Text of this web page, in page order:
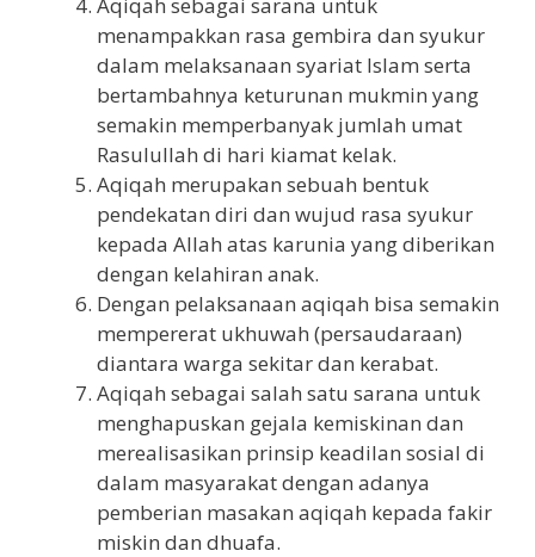
menampakkan rasa gembira dan syukur
dalam melaksanaan syariat Islam serta
bertambahnya keturunan mukmin yang
semakin memperbanyak jumlah umat
Rasulullah di hari kiamat kelak.
Aqiqah merupakan sebuah bentuk
pendekatan diri dan wujud rasa syukur
kepada Allah atas karunia yang diberikan
dengan kelahiran anak.
Dengan pelaksanaan aqiqah bisa semakin
mempererat ukhuwah (persaudaraan)
diantara warga sekitar dan kerabat.
Aqiqah sebagai salah satu sarana untuk
menghapuskan gejala kemiskinan dan
merealisasikan prinsip keadilan sosial di
dalam masyarakat dengan adanya
pemberian masakan aqiqah kepada fakir
miskin dan dhuafa.